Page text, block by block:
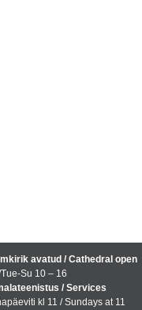
avatud / Cathedral open
Tue-Su 10 – 16
/ Services
kl 11 / Sundays at 11